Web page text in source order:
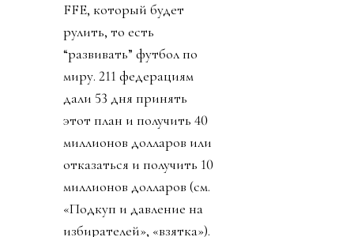
FFE, который будет
рулить, то есть
“развивать” футбол по
миру. 211 федерациям
дали 53 дня принять
этот план и получить 40
миллионов долларов или
отказаться и получить 10
миллионов долларов (см.
«Подкуп и давление на
избирателей», «взятка»).